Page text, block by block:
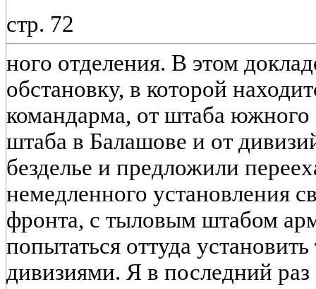
стр. 72
ного отделения. В этом
обстановку, в которой
командарма, от штаба южного
штаба в Балашове и от
безделье и предложили
немедленного установления
фронта, с тыловым штабом
попытаться оттуда
дивизиями. Я в последний раз